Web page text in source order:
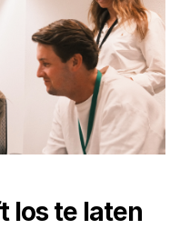
los te laten